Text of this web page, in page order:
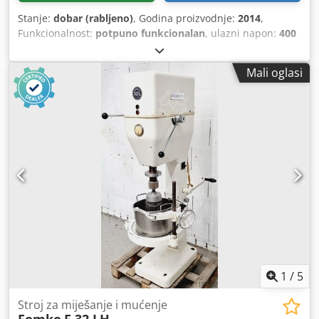
Stanje: dobar (rabljeno), Godina proizvodnje: 2014,
Funkcionalnost: potpuno funkcionalan, ulazni napon: 400
, električni osigurač:
frekvencija:50 Hz, masa praznog vozila:195 kg,
Miješalica/tučka Rego model: SM 40 s automatskim
tajmerom 1 miješalica, 1 pjenjača 1 posuda od
nehrđajućeg čelika od 32 litre Priključak 400V, 16A-CEE
utikač Rabljeni stroj Crodpfx Afjyw Eawoief
Mali oglasi
1 / 5
Stroj za miješanje i mućenje